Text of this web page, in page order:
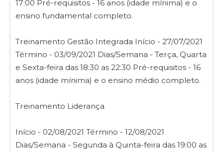
17:00 Pré-requisitos - 16 anos (idade mínima) e o
ensino fundamental completo.
Treinamento Gestão Integrada Início - 27/07/2021
Término - 03/09/2021 Dias/Semana - Terça, Quarta
e Sexta-feira das 18:30 as 22:30 Pré-requisitos - 16
anos (idade mínima) e o ensino médio completo.
Treinamento Liderança
Início - 02/08/2021 Término - 12/08/2021
Dias/Semana - Segunda à Quinta-feira das 19:00 as